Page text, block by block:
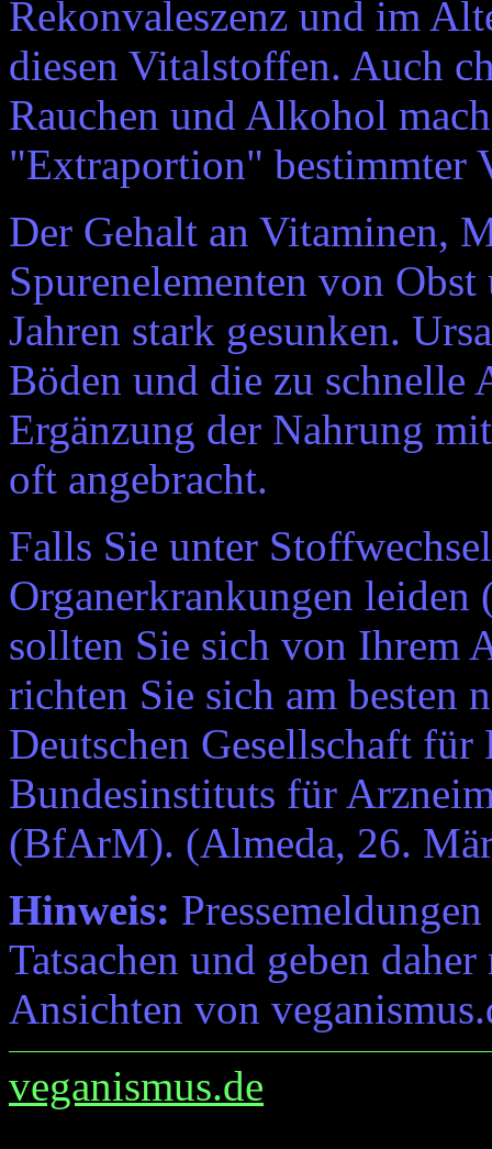
Rekonvaleszenz und im
diesen Vitalstoffen. Auch
Rauchen und Alkohol
"Extraportion" bestimmter
Der Gehalt an Vitaminen,
Spurenelementen von
Jahren stark gesunken.
Böden und die zu schnelle
Ergänzung der Nahrung
oft angebracht.
Falls Sie unter
Organerkrankungen
sollten Sie sich von Ihrem
richten Sie sich am besten
Deutschen Gesellschaft
Bundesinstituts für
(BfArM). (Almeda, 26.
Hinweis:
Tatsachen und geben
Ansichten von
veganismus.de